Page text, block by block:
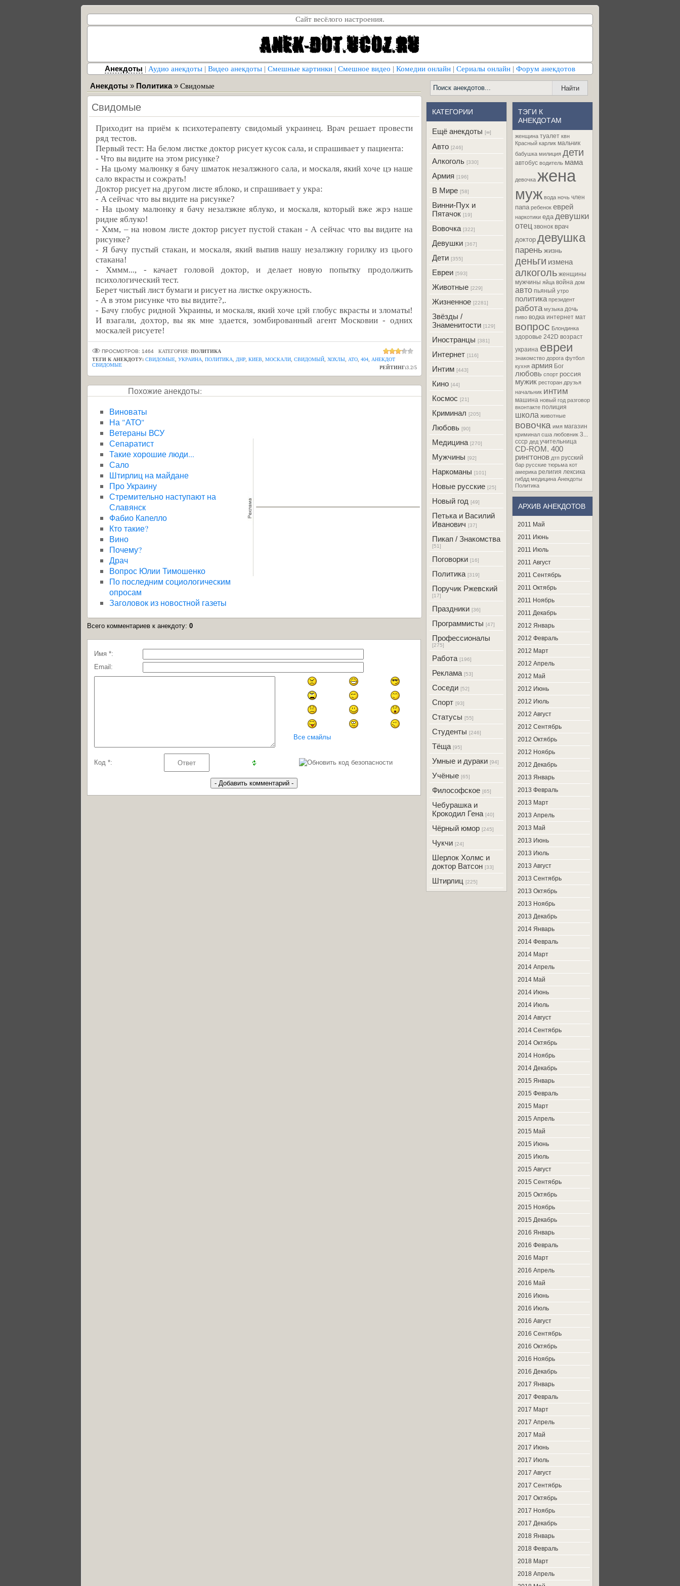
Сайт весёлого настроения.
Анекдоты | Аудио анекдоты | Видео анекдоты | Смешные картинки | Смешное видео | Комедии онлайн | Сериалы онлайн | Форум анекдотов
Анекдоты » Политика» Свидомые
Свидомые
Приходит на приём к психотерапевту свидомый украинец. Врач решает провести
ряд тестов.
Первый тест: На белом листке доктор рисует кусок сала, и спрашивает у пациента:
- Что вы видите на этом рисунке?
- На цьому малюнку я бачу шматок незалэжного сала, и москаля, який хоче цэ наше
сало вкрасты и сожрать!
Доктор рисует на другом листе яблоко, и спрашивает у укра:
- А сейчас что вы видите на рисунке?
- На цьому малюнку я бачу незалэжне яблуко, и москаля, который вже жрэ наше
ридне яблуко!
- Хмм, – на новом листе доктор рисует пустой стакан - А сейчас что вы видите на
рисунке?
- Я бачу пустый стакан, и москаля, який выпив нашу незалэжну горилку из цього
стакана!
- Хммм..., - качает головой доктор, и делает новую попытку продолжить
психологический тест.
Берет чистый лист бумаги и рисует на листке окружность.
- А в этом рисунке что вы видите?,.
- Бачу глобус ридной Украины, и москаля, який хоче цэй глобус вкрасты и зломаты!
И взагали, дохтор, вы як мне здается, зомбированный агент Московии - одних
москалей рисуете!
ПРОСМОТРОВ: 1464 КАТЕГОРИЯ: ПОЛИТИКА
ТЕГИ К АНЕКДОТУ: СВИДОМЫЕ УКРАИНА ПОЛИТИКА ДНР КИЕВ МОСКАЛИ СВИДОМЫЙ ХОХЛЫ АТО 404
АНЕКДОТ
СВИДОМЫЕ
РЕЙТИНГ:3.2/5
Похожие анекдоты:
Виноваты
На "АТО"
Ветераны ВСУ
Сепаратист
Такие хорошие люди...
Сало
Штирлиц на майдане
Про Украину
Стремительно наступают на
Славянск
Фабио Капелло
Кто такие?
Вино
Почему?
Драч
Вопрос Юлии Тимошенко
По последним социологическим
опросам
Заголовок из новостной газеты
Всего комментариев к анекдоту: 0
Имя *:
Email:
Все смайлы
Код *:
КАТЕГОРИИ
Ещё анекдоты [∞]
Авто [246]
Алкоголь [330]
Армия [196]
В Мире [58]
Винни-Пух и
Пятачок [19]
Вовочка [322]
Девушки [367]
Дети [355]
Евреи [593]
Животные [229]
Жизненное [2281]
Звёзды /
Знаменитости [129]
Иностранцы [381]
Интернет [116]
Интим [443]
Кино [44]
Космос [21]
Криминал [205]
Любовь [90]
Медицина [270]
Мужчины [92]
Наркоманы [101]
Новые русские [25]
Новый год [49]
Петька и Василий
Иванович [37]
Пикап / Знакомства
[51]
Поговорки [16]
Политика [319]
Поручик Ржевский
[17]
Праздники [36]
Программисты [47]
Профессионалы
[275]
Работа [196]
Реклама [53]
Соседи [52]
Спорт [93]
Статусы [55]
Студенты [246]
Тёща [95]
Умные и дураки [94]
Учёные [65]
Философское [65]
Чебурашка и
Крокодил Гена [40]
Чёрный юмор [245]
Чукчи [24]
Шерлок Холмс и
доктор Ватсон [33]
Штирлиц [225]
ТЭГИ К
АНЕКДОТАМ
женщина туалет квн
Красный карлик мальчик
бабушка милиция дети
автобус водитель мама
девочка жена
муж вода ночь член
папа ребенок еврей
наркотики еда девушки
отец звонок врач
доктор девушка
парень жизнь
деньги измена
алкоголь женщины
мужчины яйца война дом
авто пьяный утро
политика президент
работа музыка дочь
пиво водка интернет мат
вопрос Блондинка
здоровье 242D возраст
украина евреи
знакомство дорога футбол
кухня армия Бог
любовь спорт россия
мужик ресторан друзья
начальник интим
машина новый год разговор
вконтакте полиция
школа животные
вовочка имя магазин
криминал сша любовник 3...
ссср дед учительница
CD-ROM. 400
рингтонов дтп русский
бар русские тюрьма кот
америка религия лексика
гибдд медицина Анекдоты
Политика
АРХИВ АНЕКДОТОВ
2011 Май
2011 Июнь
2011 Июль
2011 Август
2011 Сентябрь
2011 Октябрь
2011 Ноябрь
2011 Декабрь
2012 Январь
2012 Февраль
2012 Март
2012 Апрель
2012 Май
2012 Июнь
2012 Июль
2012 Август
2012 Сентябрь
2012 Октябрь
2012 Ноябрь
2012 Декабрь
2013 Январь
2013 Февраль
2013 Март
2013 Апрель
2013 Май
2013 Июнь
2013 Июль
2013 Август
2013 Сентябрь
2013 Октябрь
2013 Ноябрь
2013 Декабрь
2014 Январь
2014 Февраль
2014 Март
2014 Апрель
2014 Май
2014 Июнь
2014 Июль
2014 Август
2014 Сентябрь
2014 Октябрь
2014 Ноябрь
2014 Декабрь
2015 Январь
2015 Февраль
2015 Март
2015 Апрель
2015 Май
2015 Июнь
2015 Июль
2015 Август
2015 Сентябрь
2015 Октябрь
2015 Ноябрь
2015 Декабрь
2016 Январь
2016 Февраль
2016 Март
2016 Апрель
2016 Май
2016 Июнь
2016 Июль
2016 Август
2016 Сентябрь
2016 Октябрь
2016 Ноябрь
2016 Декабрь
2017 Январь
2017 Февраль
2017 Март
2017 Апрель
2017 Май
2017 Июнь
2017 Июль
2017 Август
2017 Сентябрь
2017 Октябрь
2017 Ноябрь
2017 Декабрь
2018 Январь
2018 Февраль
2018 Март
2018 Апрель